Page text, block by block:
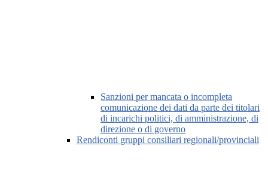
Sanzioni per mancata o incompleta
comunicazione dei dati da parte dei titolari
di incarichi politici, di amministrazione, di
direzione o di governo
Rendiconti gruppi consiliari regionali/provinciali